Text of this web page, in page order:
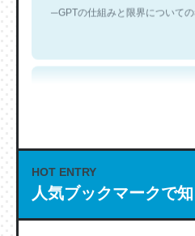
HOT ENTRY
人気ブックマークで